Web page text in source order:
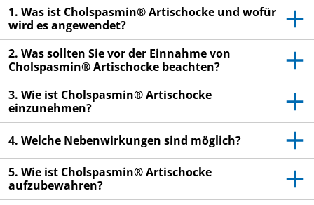
Heben Sie die Packungsbeilage auf. Vielleicht
möchten Sie diese später nochmals lesen.
Fragen Sie Ihren Apotheker, wenn Sie weitere
Informationen oder einen Rat benötigen.
Wenn Sie Nebenwirkungen bemerken, wenden Sie
sich an Ihren Arzt, Apotheker oder das
Nebenwirkungen, die nicht in dieser
Packungsbeilage angegeben sind. Siehe Abschnitt
4.
1. Was ist Cholspasmin® Artischocke und wofür
wird es angewendet?
2. Was sollten Sie vor der Einnahme von
Cholspasmin® Artischocke beachten?
3. Wie ist Cholspasmin® Artischocke
einzunehmen?
4. Welche Nebenwirkungen sind möglich?
5. Wie ist Cholspasmin® Artischocke
aufzubewahren?